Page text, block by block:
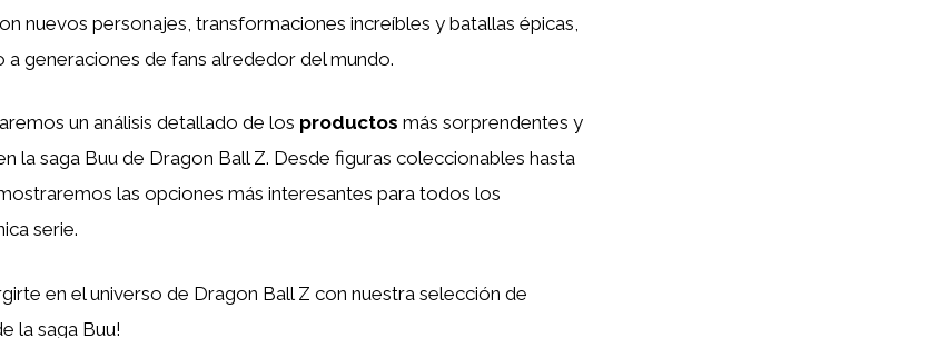
nuevos personajes, transformaciones increíbles y batallas épicas,
a generaciones de fans alrededor del mundo.
un análisis detallado de los productos más sorprendentes y
la saga Buu de Dragon Ball Z. Desde figuras coleccionables hasta
las opciones más interesantes para todos los
serie.
en el universo de Dragon Ball Z con nuestra selección de
la saga Buu!